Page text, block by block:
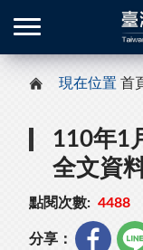
現在位置 首
110年1
全文資
點閱次數: 4488
分享：